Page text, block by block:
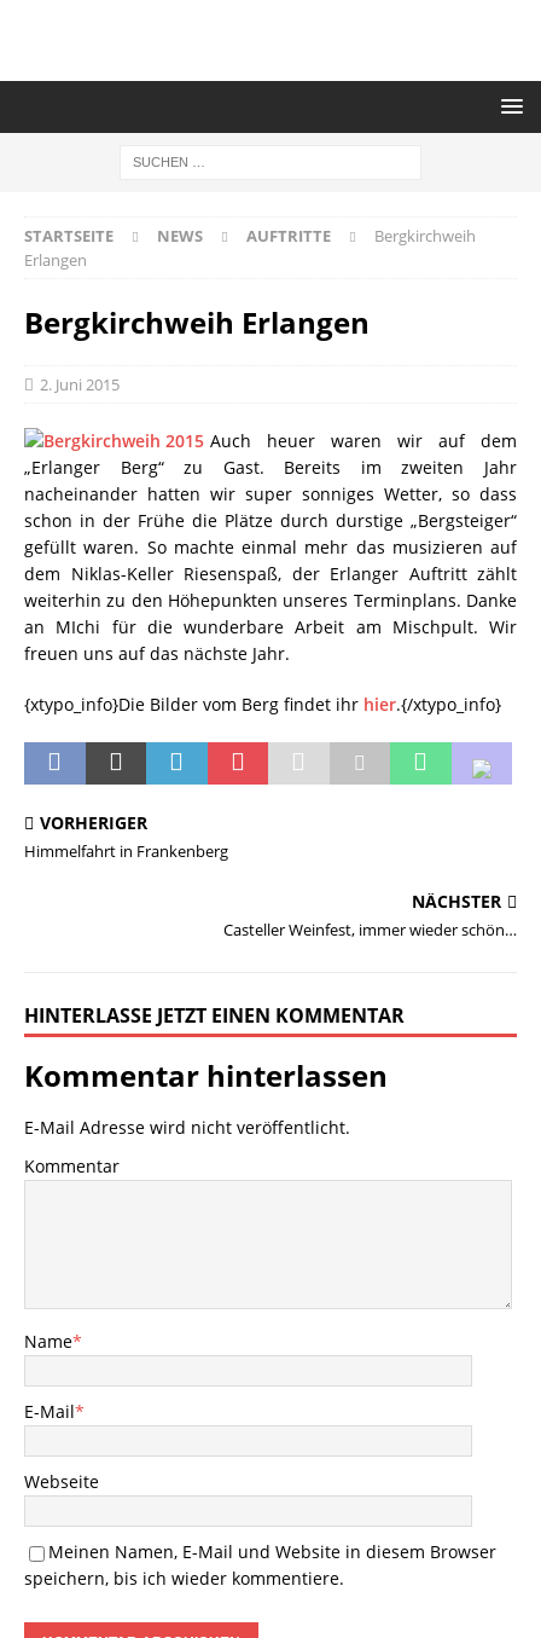
STARTSEITE NEWS AUFTRITTE
Bergkirchweih
Erlangen
Bergkirchweih Erlangen
2. Juni 2015
Auch heuer waren wir auf dem
„Erlanger Berg“ zu Gast. Bereits im zweiten Jahr
nacheinander hatten wir super sonniges Wetter, so dass
schon in der Frühe die Plätze durch durstige „Bergsteiger“
gefüllt waren. So machte einmal mehr das musizieren auf
dem Niklas-Keller Riesenspaß, der Erlanger Auftritt zählt
weiterhin zu den Höhepunkten unseres Terminplans. Danke
an MIchi für die wunderbare Arbeit am Mischpult. Wir
freuen uns auf das nächste Jahr.
{xtypo_info}Die Bilder vom Berg findet ihr hier.{/xtypo_info}
VORHERIGER
Himmelfahrt in Frankenberg
NÄCHSTER
Casteller Weinfest, immer wieder schön…
HINTERLASSE JETZT EINEN KOMMENTAR
Kommentar hinterlassen
E-Mail Adresse wird nicht veröffentlicht.
Kommentar
Name*
E-Mail*
Webseite
Meinen Namen, E-Mail und Website in diesem Browser
speichern, bis ich wieder kommentiere.